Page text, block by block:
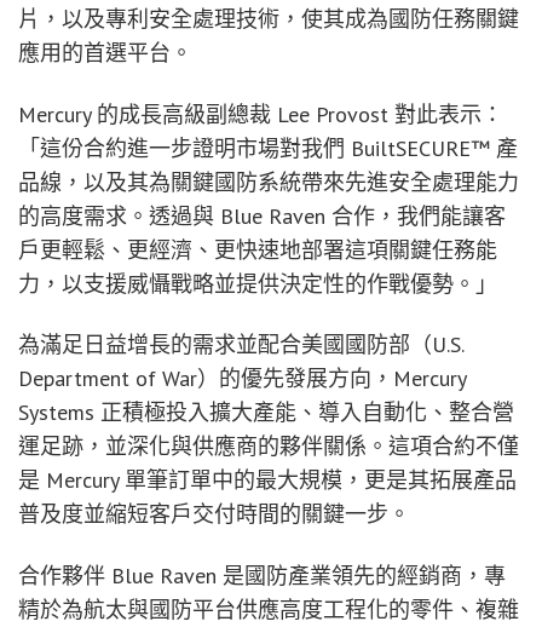
片，以及專利安全處理技術，使其成為國防任務關鍵
應用的首選平台。
Mercury 的成長高級副總裁 Lee Provost 對此表示：
「這份合約進一步證明市場對我們 BuiltSECURE™ 產
品線，以及其為關鍵國防系統帶來先進安全處理能力
的高度需求。透過與 Blue Raven 合作，我們能讓客
戶更輕鬆、更經濟、更快速地部署這項關鍵任務能
力，以支援威懾戰略並提供決定性的作戰優勢。」
為滿足日益增長的需求並配合美國國防部（U.S.
Department of War）的優先發展方向，Mercury
Systems 正積極投入擴大產能、導入自動化、整合營
運足跡，並深化與供應商的夥伴關係。這項合約不僅
是 Mercury 單筆訂單中的最大規模，更是其拓展產品
普及度並縮短客戶交付時間的關鍵一步。
合作夥伴 Blue Raven 是國防產業領先的經銷商，專
精於為航太與國防平台供應高度工程化的零件、複雜